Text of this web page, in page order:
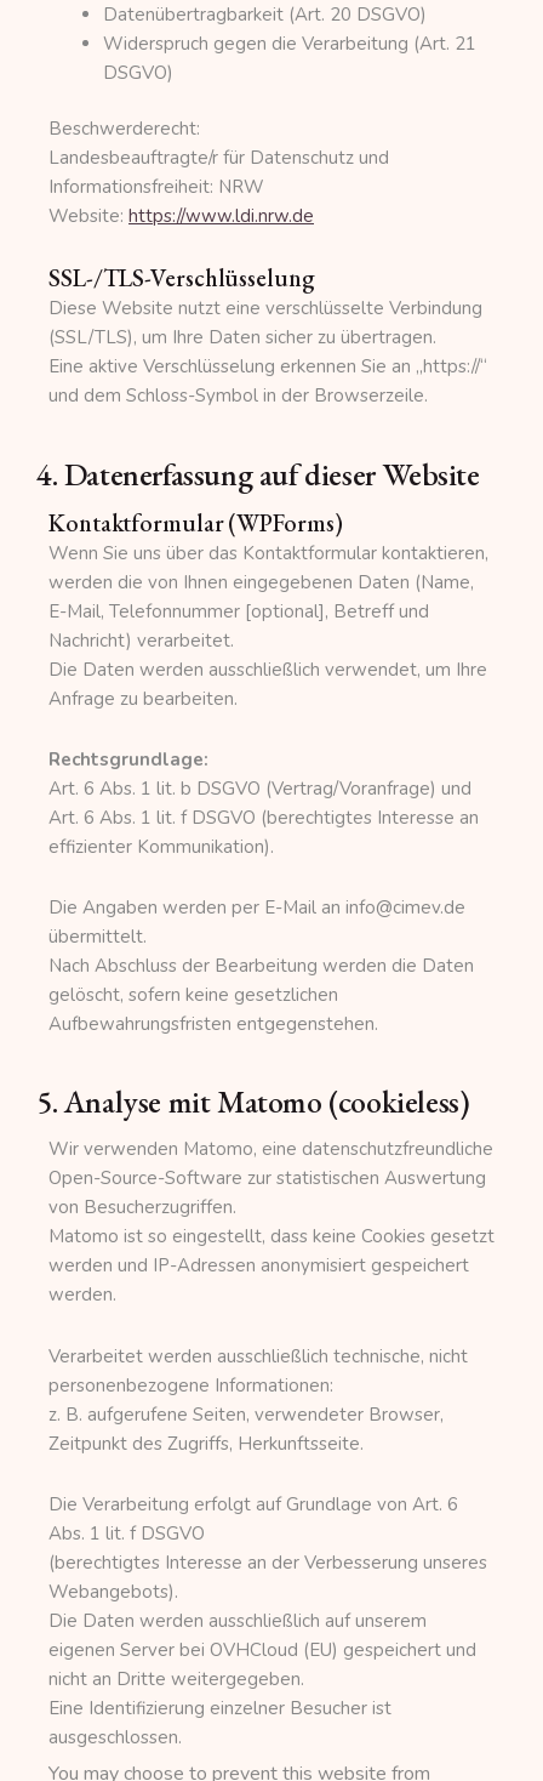
Datenübertragbarkeit (Art. 20 DSGVO)
Widerspruch gegen die Verarbeitung (Art. 21
DSGVO)
Beschwerderecht:
Landesbeauftragte/r für Datenschutz und
Informationsfreiheit: NRW
Website: https://www.ldi.nrw.de
SSL-/TLS-Verschlüsselung
Diese Website nutzt eine verschlüsselte Verbindung
(SSL/TLS), um Ihre Daten sicher zu übertragen.
Eine aktive Verschlüsselung erkennen Sie an „https://“
und dem Schloss-Symbol in der Browserzeile.
4. Datenerfassung auf dieser Website
Kontaktformular (WPForms)
Wenn Sie uns über das Kontaktformular kontaktieren,
werden die von Ihnen eingegebenen Daten (Name,
E-Mail, Telefonnummer [optional], Betreff und
Nachricht) verarbeitet.
Die Daten werden ausschließlich verwendet, um Ihre
Anfrage zu bearbeiten.
Rechtsgrundlage:
Art. 6 Abs. 1 lit. b DSGVO (Vertrag/Voranfrage) und
Art. 6 Abs. 1 lit. f DSGVO (berechtigtes Interesse an
effizienter Kommunikation).
Die Angaben werden per E-Mail an info@cimev.de
übermittelt.
Nach Abschluss der Bearbeitung werden die Daten
gelöscht, sofern keine gesetzlichen
Aufbewahrungsfristen entgegenstehen.
5. Analyse mit Matomo (cookieless)
Wir verwenden Matomo, eine datenschutzfreundliche
Open-Source-Software zur statistischen Auswertung
von Besucherzugriffen.
Matomo ist so eingestellt, dass keine Cookies gesetzt
werden und IP-Adressen anonymisiert gespeichert
werden.
Verarbeitet werden ausschließlich technische, nicht
personenbezogene Informationen:
z. B. aufgerufene Seiten, verwendeter Browser,
Zeitpunkt des Zugriffs, Herkunftsseite.
Die Verarbeitung erfolgt auf Grundlage von Art. 6
Abs. 1 lit. f DSGVO
(berechtigtes Interesse an der Verbesserung unseres
Webangebots).
Die Daten werden ausschließlich auf unserem
eigenen Server bei OVHCloud (EU) gespeichert und
nicht an Dritte weitergegeben.
Eine Identifizierung einzelner Besucher ist
ausgeschlossen.
You may choose to prevent this website from